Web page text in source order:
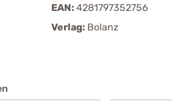
EAN:4281797352756
Verlag: Bolanz